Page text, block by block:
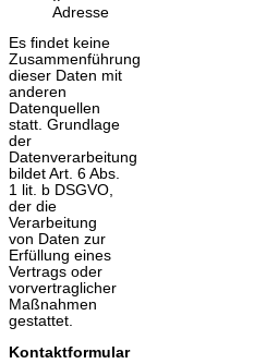
Adresse
Es findet keine
Zusammenführung
dieser Daten mit
anderen
Datenquellen
statt. Grundlage
der
Datenverarbeitung
bildet Art. 6 Abs.
1 lit. b DSGVO,
der die
Verarbeitung
von Daten zur
Erfüllung eines
Vertrags oder
vorvertraglicher
Maßnahmen
gestattet.
Kontaktformular